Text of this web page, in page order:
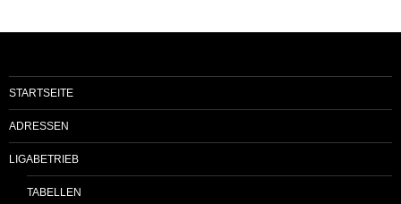
STARTSEITE
ADRESSEN
LIGABETRIEB
TABELLEN